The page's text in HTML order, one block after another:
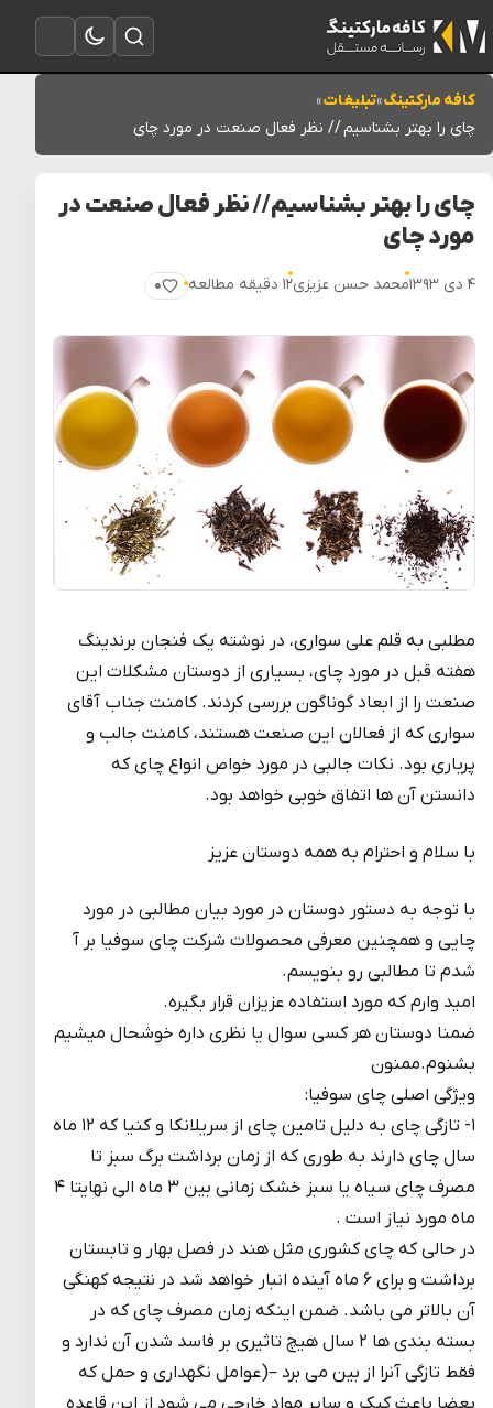
باز کردن منو
تغییر به حالت تاریک
باز کردن جستجو
کافه مارکتینگ»تبلیغات»
چای را بهتر بشناسیم // نظر فعال صنعت در مورد چای
چای را بهتر بشناسیم // نظر فعال صنعت در
مورد چای
۴ دی ۱۳۹۳ محمد حسن عزیزی۱۲ دقیقه مطالعه ۰
پسندیدن
مطلبی به قلم علی سواری، در نوشته یک فنجان برندینگ
هفته قبل در مورد چای، بسیاری از دوستان مشکلات این
صنعت را از ابعاد گوناگون بررسی کردند. کامنت جناب آقای
سواری که از فعالان این صنعت هستند، کامنت جالب و
پرباری بود. نکات جالبی در مورد خواص انواع چای که
دانستن آن ها اتفاق خوبی خواهد بود.
با سلام و احترام به همه دوستان عزیز
با توجه به دستور دوستان در مورد بیان مطالبی در مورد
چایی و همچنین معرفی محصولات شرکت چای سوفیا بر آ
شدم تا مطالبی رو بنویسم.
امید وارم که مورد استفاده عزیزان قرار بگیره.
ضمنا دوستان هر کسی سوال یا نظری داره خوشحال میشیم
بشنوم.ممنون
ویژگی اصلی چای سوفیا:
۱- تازگی چای به دلیل تامین چای از سریلانکا و کنیا که ۱۲ ماه
سال چای دارند به طوری که از زمان برداشت برگ سبز تا
مصرف چای سیاه یا سبز خشک زمانی بین ۳ ماه الی نهایتا ۴
ماه مورد نیاز است .
در حالی که چای کشوری مثل هند در فصل بهار و تابستان
برداشت و برای ۶ ماه آینده انبار خواهد شد در نتیجه کهنگی
آن بالاتر می باشد. ضمن اینکه زمان مصرف چای که در
بسته بندی ها ۲ سال هیچ تاثیری بر فاسد شدن آن ندارد و
فقط تازگی آنرا از بین می برد –(عوامل نگهداری و حمل که